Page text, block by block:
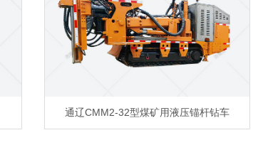
通辽CMM2-32型煤矿用液压锚杆钻车